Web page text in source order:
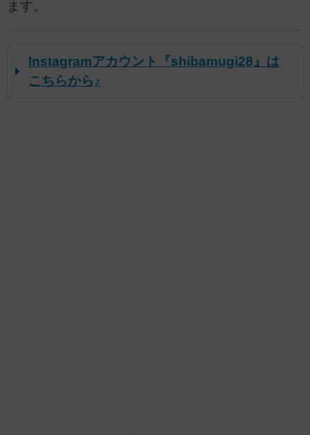
ます。
Instagramアカウント『shibamugi28』は
こちらから♪